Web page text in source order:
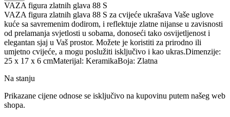
VAZA figura zlatnih glava 88 S
VAZA figura zlatnih glava 88 S za cvijeće ukrašava Vaše uglove
kuće sa savremenim dodirom, i reflektuje zlatne nijanse u zavisnosti
od prelamanja svjetlosti u sobama, donoseći tako osvijetljenost i
elegantan sjaj u Vaš prostor. Možete je koristiti za prirodno ili
umjetno cvijeće, a mogu poslužiti isključivo i kao ukras.Dimenzije:
25 x 17 x 6 cmMaterijal: KeramikaBoja: Zlatna
Na stanju
Prikazane cijene odnose se isključivo na kupovinu putem našeg web
shopa.